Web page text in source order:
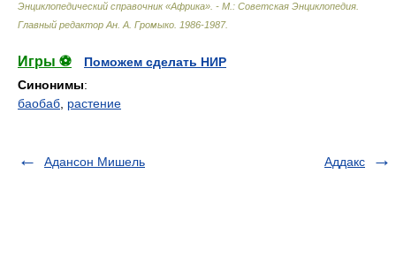
Энциклопедический справочник «Африка». - М.: Советская Энциклопедия
Главный редактор Ан. А. Громыко 1986-1987.
Игры ⚽
Поможем сделать НИР
Синонимы:
баобаб растение
Адансон Мишель Аддакс